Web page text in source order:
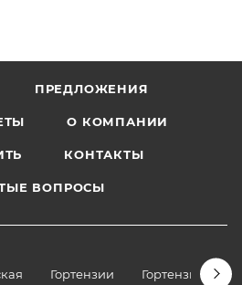
ПРЕДЛОЖЕНИЯ
О КОМПАНИИ
КОНТАКТЫ
ВОПРОСЫ
Гортензии Гортензии